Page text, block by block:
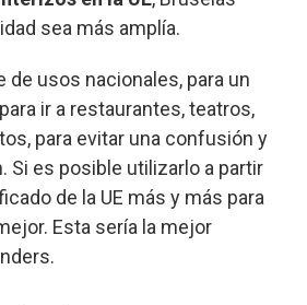
sea más amplía.
de usos nacionales, para un
ir a restaurantes, teatros,
para evitar una confusión y
Si es posible utilizarlo a partir
de la UE más y más para
Esta sería la mejor